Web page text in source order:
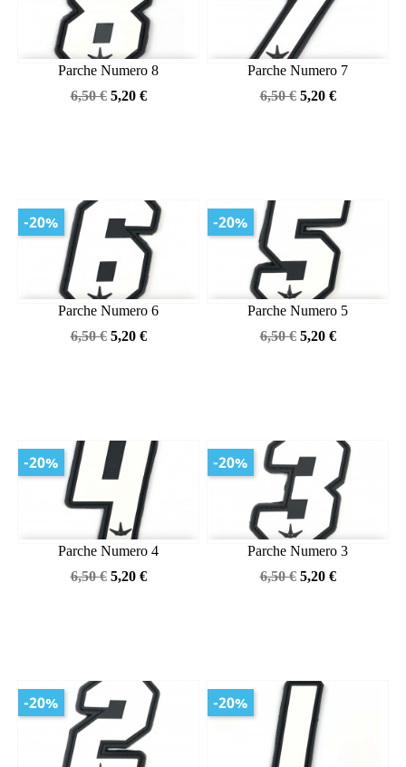
Parche Numero 8
Precio
6,50 € Precio
5,20 €
Parche Numero 7
Precio
6,50 € Precio
5,20 €
Parche Numero 6
Precio
6,50 € Precio
5,20 €
-20%
Parche Numero 5
Precio
6,50 € Precio
5,20 €
-20%
Parche Numero 4
Precio
6,50 € Precio
5,20 €
-20%
Parche Numero 3
Precio
6,50 € Precio
5,20 €
-20%
-20% -20%